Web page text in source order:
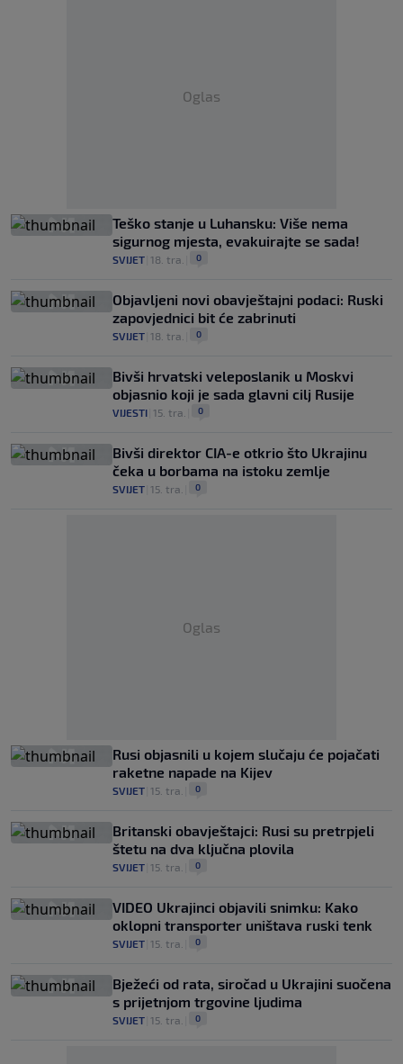
Oglas
Teško stanje u Luhansku: Više nema
sigurnog mjesta, evakuirajte se sada!
SVIJET 18. tra. 0
Objavljeni novi obavještajni podaci: Ruski
zapovjednici bit će zabrinuti
SVIJET 18. tra. 0
Bivši hrvatski veleposlanik u Moskvi
objasnio koji je sada glavni cilj Rusije
VIJESTI 15. tra. 0
Bivši direktor CIA-e otkrio što Ukrajinu
čeka u borbama na istoku zemlje
SVIJET 15. tra. 0
Oglas
Rusi objasnili u kojem slučaju će pojačati
raketne napade na Kijev
SVIJET 15. tra. 0
Britanski obavještajci: Rusi su pretrpjeli
štetu na dva ključna plovila
SVIJET 15. tra. 0
VIDEO Ukrajinci objavili snimku: Kako
oklopni transporter uništava ruski tenk
SVIJET 15. tra. 0
Bježeći od rata, siročad u Ukrajini suočena
s prijetnjom trgovine ljudima
SVIJET 15. tra. 0